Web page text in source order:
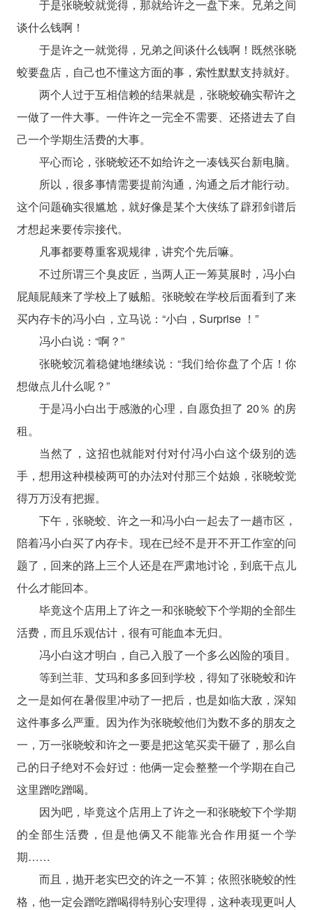
于是张晓蛟就觉得，那就给许之一盘下来。兄弟之间
谈什么钱啊！
于是许之一就觉得，兄弟之间谈什么钱啊！既然张晓
蛟要盘店，自己也不懂这方面的事，索性默默支持就好。
两个人过于互相信赖的结果就是，张晓蛟确实帮许之
一做了一件大事。一件许之一完全不需要、还搭进去了自
己一个学期生活费的大事。
平心而论，张晓蛟还不如给许之一凑钱买台新电脑。
所以，很多事情需要提前沟通，沟通之后才能行动。
这个问题确实很尴尬，就好像是某个大侠练了辟邪剑谱后
才想起来要传宗接代。
凡事都要尊重客观规律，讲究个先后嘛。
不过所谓三个臭皮匠，当两人正一筹莫展时，冯小白
屁颠屁颠来了学校上了贼船。张晓蛟在学校后面看到了来
买内存卡的冯小白，立马说：“小白，Surprise ！”
冯小白说：“啊？”
张晓蛟沉着稳健地继续说：“我们给你盘了个店！你
想做点儿什么呢？”
于是冯小白出于感激的心理，自愿负担了 20％ 的房
租。
当然了，这招也就能对付对付冯小白这个级别的选
手，想用这种模棱两可的办法对付那三个姑娘，张晓蛟觉
得万万没有把握。
下午，张晓蛟、许之一和冯小白一起去了一趟市区，
陪着冯小白买了内存卡。现在已经不是开不开工作室的问
题了，回来的路上三个人还是在严肃地讨论，到底干点儿
什么才能回本。
毕竟这个店用上了许之一和张晓蛟下个学期的全部生
活费，而且乐观估计，很有可能血本无归。
冯小白这才明白，自己入股了一个多么凶险的项目。
等到兰菲、艾玛和多多回到学校，得知了张晓蛟和许
之一是如何在暑假里冲动了一把后，也是如临大敌，深知
这件事多么严重。因为作为张晓蛟他们为数不多的朋友之
一，万一张晓蛟和许之一要是把这笔买卖干砸了，那么自
己的日子绝对不会好过：他俩一定会整整一个学期在自己
这里蹭吃蹭喝。
因为吧，毕竟这个店用上了许之一和张晓蛟下个学期
的全部生活费，但是他俩又不能靠光合作用挺一个学
期……
而且，抛开老实巴交的许之一不算；依照张晓蛟的性
格，他一定会蹭吃蹭喝得特别心安理得，这种表现更叫人